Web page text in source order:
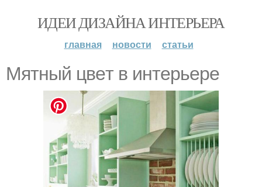
ИДЕИ ДИЗАЙНА ИНТЕРЬЕРА
главная новости статьи
Мятный цвeт в интеpьepе